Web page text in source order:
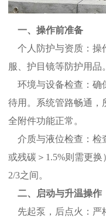
一、操作前准备
个人防护与资质：操
服、护目镜等防护用品。
环境与设备检查：确
待用。系统管路畅通，
全附件功能正常。
介质与液位检查：检
或残碳＞1.5%则需更
2/3之间。
二、启动与升温操作
先起泵，后点火：严